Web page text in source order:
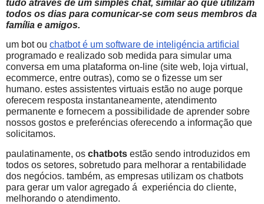
tudo através de um simples chat, similar ao que utilizam
todos os dias para comunicar-se com seus membros da
família e amigos.
um bot ou chatbot é um software de inteligéncia artificial
programado e realizado sob medida para simular uma
conversa em uma plataforma on-line (site web, loja virtual,
ecommerce, entre outras), como se o fizesse um ser
humano. estes assistentes virtuais estão no auge porque
oferecem resposta instantaneamente, atendimento
permanente e fornecem a possibilidade de aprender sobre
nossos gostos e preferéncias oferecendo a informação que
solicitamos.
paulatinamente, os chatbots estão sendo introduzidos em
todos os setores, sobretudo para melhorar a rentabilidade
dos negócios. também, as empresas utilizam os chatbots
para gerar um valor agregado á experiéncia do cliente,
melhorando o atendimento.